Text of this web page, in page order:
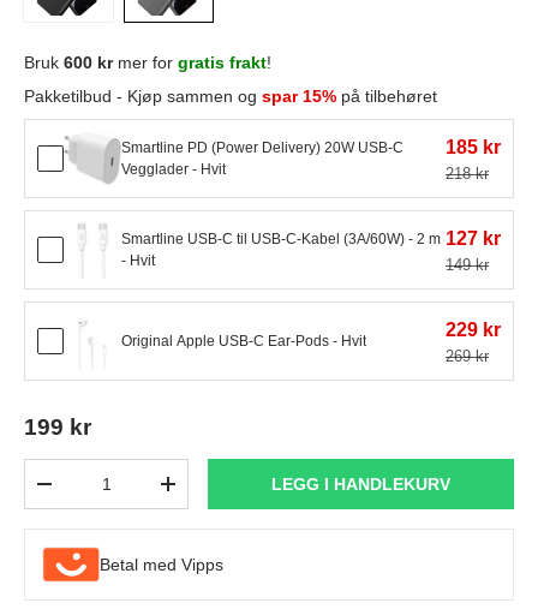
Bruk 600 krmer for gratis frakt!
Pakketilbud - Kjøp sammen og spar 15% på tilbehøret
Smartline PD (Power Delivery) 20W USB-C
Vegglader - Hvit
185 kr
218 kr
Smartline USB-C til USB-C-Kabel (3A/60W) - 2 m
- Hvit
127 kr
149 kr
Original Apple USB-C Ear-Pods - Hvit
229 kr
269 kr
199 kr
+ LEGG I HANDLEKURV
Betal med Vipps